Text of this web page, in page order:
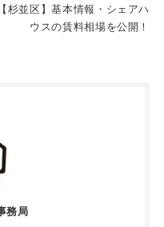
【杉並区】基本情報・シェアハ
ウスの賃料相場を公開！
務局